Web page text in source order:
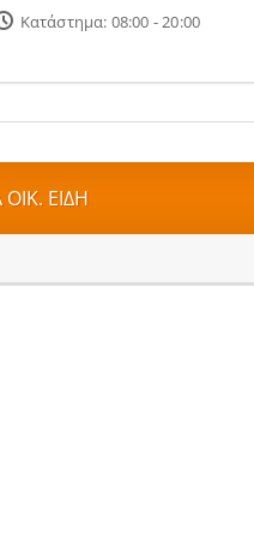
Κατάστημα: 08:00 - 20:00
ΕΙΔΗ